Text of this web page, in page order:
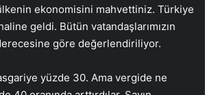
ekonomisini mahvettiniz. Türkiye
geldi. Bütün vatandaşlarımızın
göre değerlendiriliyor.
yüzde 30. Ama vergide ne